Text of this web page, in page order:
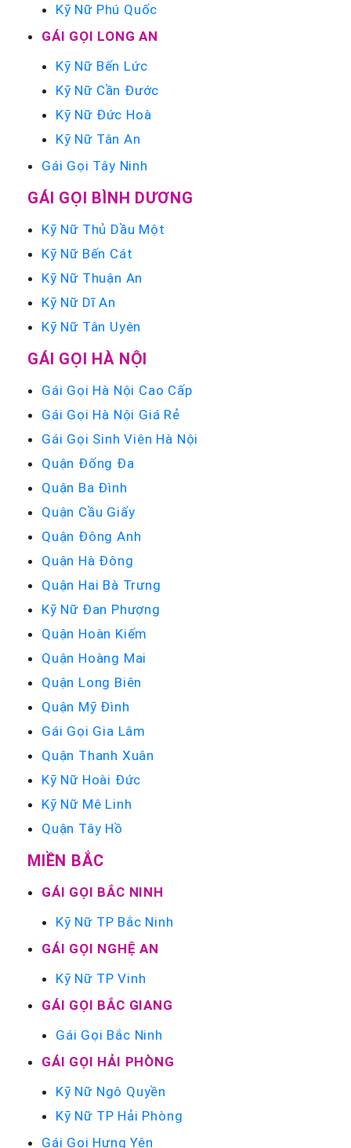
Kỹ Nữ Phú Quốc
GÁI GỌI LONG AN
Kỹ Nữ Bến Lức
Kỹ Nữ Cần Đước
Kỹ Nữ Đức Hoà
Kỹ Nữ Tân An
Gái Gọi Tây Ninh
GÁI GỌI BÌNH DƯƠNG
Kỹ Nữ Thủ Dầu Một
Kỹ Nữ Bến Cát
Kỹ Nữ Thuận An
Kỹ Nữ Dĩ An
Kỹ Nữ Tân Uyên
GÁI GỌI HÀ NỘI
Gái Gọi Hà Nội Cao Cấp
Gái Gọi Hà Nội Giá Rẻ
Gái Gọi Sinh Viên Hà Nội
Quận Đống Đa
Quận Ba Đình
Quận Cầu Giấy
Quận Đông Anh
Quận Hà Đông
Quận Hai Bà Trưng
Kỹ Nữ Đan Phượng
Quận Hoàn Kiếm
Quận Hoàng Mai
Quận Long Biên
Quận Mỹ Đình
Gái Gọi Gia Lâm
Quận Thanh Xuân
Kỹ Nữ Hoài Đức
Kỹ Nữ Mê Linh
Quận Tây Hồ
MIỀN BẮC
GÁI GỌI BẮC NINH
Kỹ Nữ TP Bắc Ninh
GÁI GỌI NGHỆ AN
Kỹ Nữ TP Vinh
GÁI GỌI BẮC GIANG
Gái Gọi Bắc Ninh
GÁI GỌI HẢI PHÒNG
Kỹ Nữ Ngô Quyền
Kỹ Nữ TP Hải Phòng
Gái Gọi Hưng Yên